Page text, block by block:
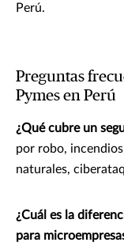
Perú.
Preguntas
Pymes en Perú
¿Qué cubre un
por robo,
naturales,
¿Cuál es la
para